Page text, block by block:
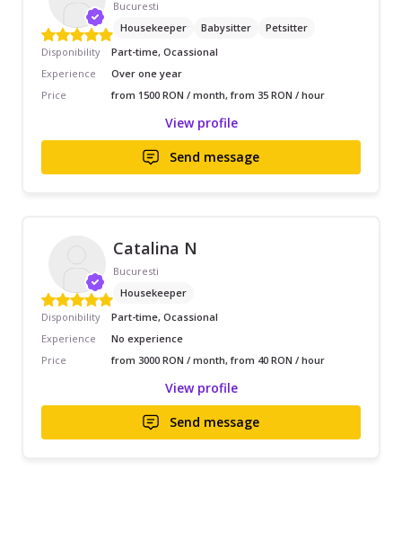
Bucuresti
Housekeeper
Babysitter
Petsitter
Disponibility
Part-time, Ocassional
Experience
Over one year
Price
from 1500 RON / month, from 35 RON / hour
View profile
Send message
Catalina N
Bucuresti
Housekeeper
Disponibility
Part-time, Ocassional
Experience
No experience
Price
from 3000 RON / month, from 40 RON / hour
View profile
Send message